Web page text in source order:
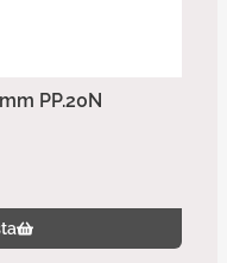
PP.20N